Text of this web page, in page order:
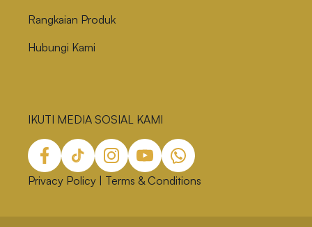
Rangkaian Produk
Hubungi Kami
IKUTI MEDIA SOSIAL KAMI
Privacy Policy Terms & Conditions